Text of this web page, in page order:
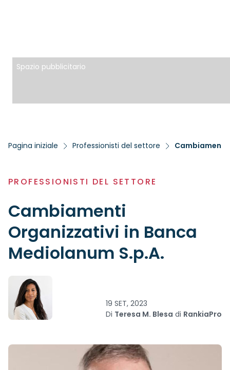
Spazio pubblicitario
Pagina iniziale Professionisti del settore Cambiamenti
PROFESSIONISTI DEL SETTORE
Cambiamenti
Organizzativi in Banca
Mediolanum S.p.A.
19 SET, 2023
Di Teresa M. Blesa di RankiaPro